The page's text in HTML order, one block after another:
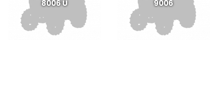
8006 U 9006